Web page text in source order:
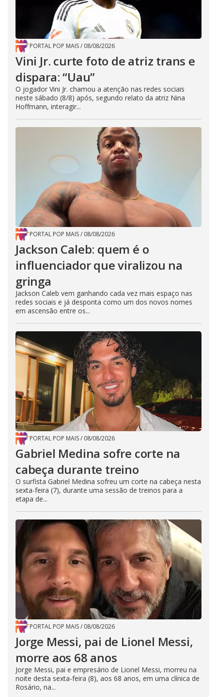
PORTAL POP MAIS/ 08/08/2026
Vini Jr. curte foto de atriz trans e
dispara: “Uau”
O jogador Vini Jr. chamou a atenção nas redes sociais
neste sábado (8/8) após, segundo relato da atriz Nina
Hoffmann, interagir...
PORTAL POP MAIS/ 08/08/2026
Jackson Caleb: quem é o
influenciador que viralizou na
gringa
Jackson Caleb vem ganhando cada vez mais espaço nas
redes sociais e já desponta como um dos novos nomes
em ascensão entre os...
PORTAL POP MAIS/ 08/08/2026
Gabriel Medina sofre corte na
cabeça durante treino
O surfista Gabriel Medina sofreu um corte na cabeça nesta
sexta-feira (7), durante uma sessão de treinos para a
etapa de...
PORTAL POP MAIS/ 08/08/2026
Jorge Messi, pai de Lionel Messi,
morre aos 68 anos
Jorge Messi, pai e empresário de Lionel Messi, morreu na
noite desta sexta-feira (8), aos 68 anos, em uma clínica de
Rosário, na...